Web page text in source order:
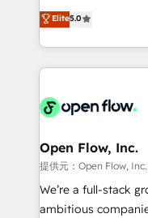
Oferecemos ainda
HubSpot que
empresas em 13
a maior parceira da
HubSpot.
consultancy. Our
market B2B
approach to
applications of our
Design, Migrations +
greatness, which is
absolute clarity,
strategy, executed
results. The culture
Elite5.0
Open Flow, Inc.
提供元：Open Flow, Inc.
We’re a full-stack
ambitious companies